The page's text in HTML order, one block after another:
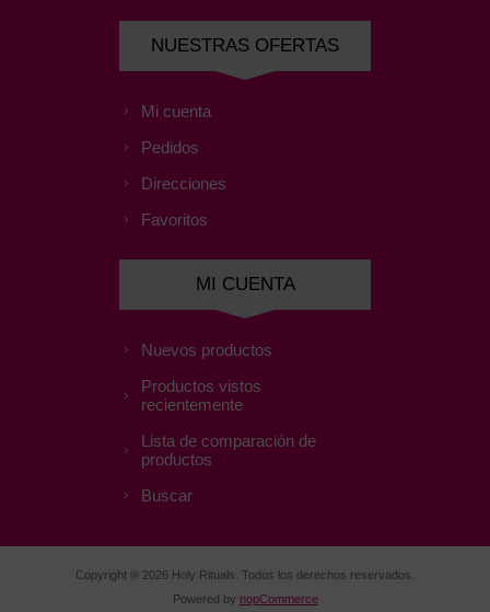
NUESTRAS OFERTAS
Mi cuenta
Pedidos
Direcciones
Favoritos
MI CUENTA
Nuevos productos
Productos vistos
recientemente
Lista de comparación de
productos
Buscar
Copyright ® 2026 Holy Rituals. Todos los derechos reservados.
Powered by nopCommerce